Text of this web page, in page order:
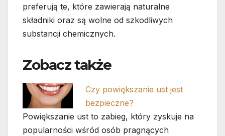
preferują te, które zawierają naturalne
składniki oraz są wolne od szkodliwych
substancji chemicznych.
Zobacz także
Czy powiększanie ust jest
bezpieczne?
Powiększanie ust to zabieg, który zyskuje na
popularności wśród osób pragnących